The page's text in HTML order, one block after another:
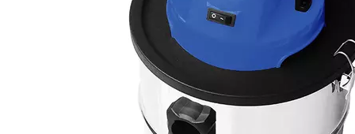
1 Schaumfilter
1 Spaltdüse
3 Verlängerungsrohre φ 32 mm
1 Saugdüse mit Kombination über Teppiche und
35L Edelstahltank Elektrische Nässe und